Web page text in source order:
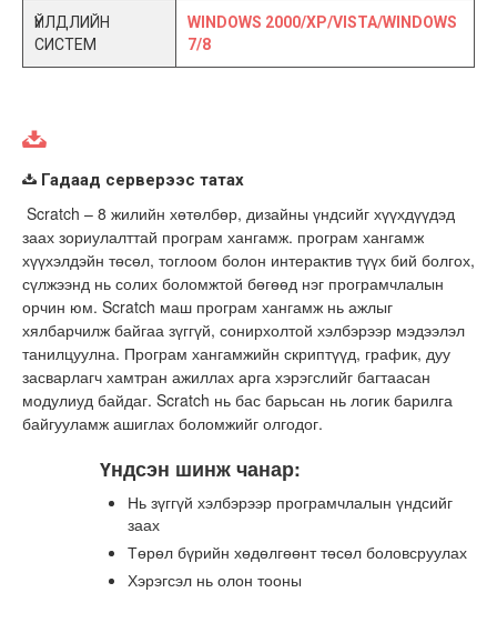
ҮЙЛДЛИЙН
СИСТЕМ
WINDOWS 2000/XP/VISTA/WINDOWS
7/8
Гадаад серверээс татах
Scratch – 8 жилийн хөтөлбөр, дизайны үндсийг хүүхдүүдэд
заах зориулалттай програм хангамж. програм хангамж
хүүхэлдэйн төсөл, тоглоом болон интерактив түүх бий болгох,
сүлжээнд нь солих боломжтой бөгөөд нэг програмчлалын
орчин юм. Scratch маш програм хангамж нь ажлыг
хялбарчилж байгаа зүггүй, сонирхолтой хэлбэрээр мэдээлэл
танилцуулна. Програм хангамжийн скриптүүд, график, дуу
засварлагч хамтран ажиллах арга хэрэгслийг багтаасан
модулиуд байдаг. Scratch нь бас барьсан нь логик барилга
байгууламж ашиглах боломжийг олгодог.
Үндсэн шинж чанар:
Нь зүггүй хэлбэрээр програмчлалын үндсийг
заах
Төрөл бүрийн хөдөлгөөнт төсөл боловсруулах
Хэрэгсэл нь олон тооны